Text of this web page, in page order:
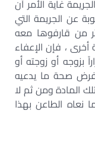
غاية الأمر أن
عن الجريمة التي
من قارفوها معه
، فإن الإعفاء
بزوجه أو زوجته أو
صحة ما يدعيه
المادة ومن ثم لا
نعاه الطاعن بهذا